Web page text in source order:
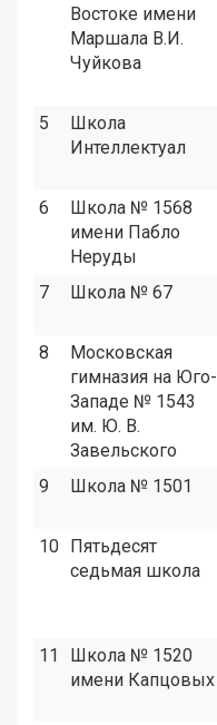
Востоке имени
Маршала В.И.
Чуйкова
5
Школа
Интеллектуал
6
Школа № 1568
имени Пабло
Неруды
7
Школа № 67
8
Московская
гимназия на Юго-
Западе № 1543
им. Ю. В.
Завельского
9 Школа № 1501
10 Пятьдесят
седьмая школа
11
Школа № 1520
имени Капцовых